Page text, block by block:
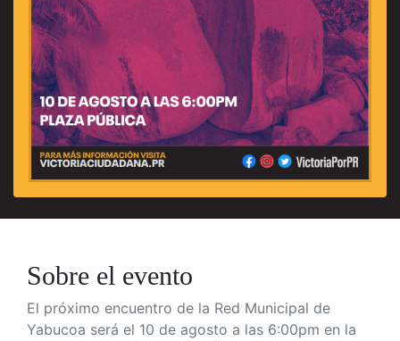
Sobre el evento
El próximo encuentro de la Red Municipal de
Yabucoa será el 10 de agosto a las 6:00pm en la